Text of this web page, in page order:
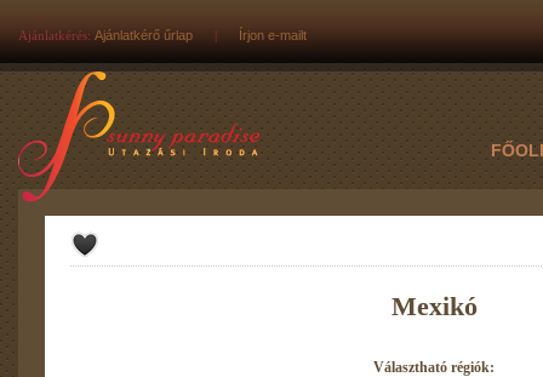
Ajánlatkérés: Ajánlatkérő űrlap | Írjon e-mailt
Mexikó
Választható régiók: